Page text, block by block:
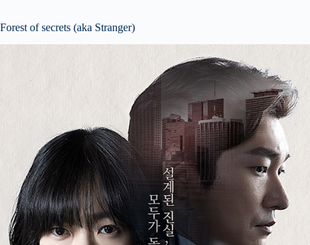
Forest of secrets (aka Stranger)